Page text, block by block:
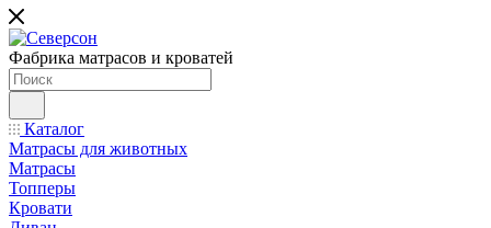
Фабрика матрасов и кроватей
Каталог
Матрасы для животных
Матрасы
Топперы
Кровати